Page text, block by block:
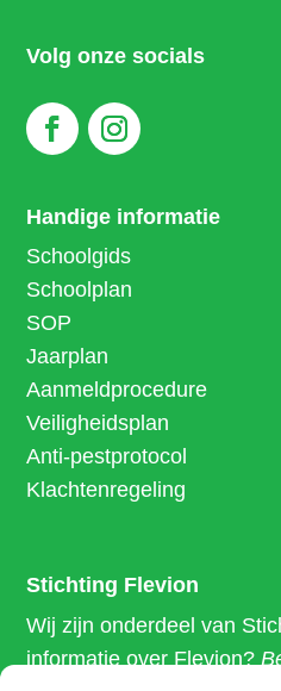
Volg onze socials
Handige informatie
Schoolgids
Schoolplan
SOP
Jaarplan
Aanmeldprocedure
Veiligheidsplan
Anti-pestprotocol
Klachtenregeling
Stichting Flevion
Wij zijn onderdeel van
informatie over Flevion?